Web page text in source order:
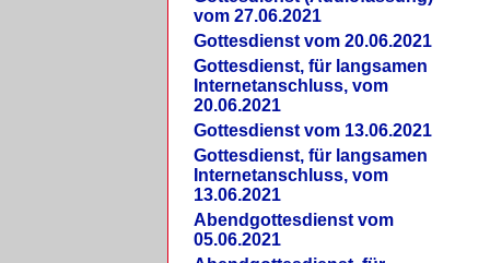
vom 27.06.2021
Gottesdienst vom 20.06.2021
Gottesdienst, für langsamen
Internetanschluss, vom
20.06.2021
Gottesdienst vom 13.06.2021
Gottesdienst, für langsamen
Internetanschluss, vom
13.06.2021
Abendgottesdienst vom
05.06.2021